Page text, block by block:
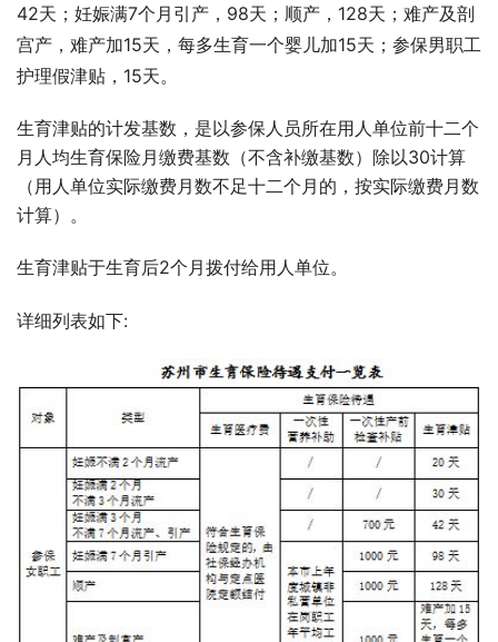
42天；妊娠满7个月引产，98天；顺产，128天；难产及剖
宫产，难产加15天，每多生育一个婴儿加15天；参保男职工
护理假津贴，15天。
生育津贴的计发基数，是以参保人员所在用人单位前十二个
月人均生育保险月缴费基数（不含补缴基数）除以30计算
（用人单位实际缴费月数不足十二个月的，按实际缴费月数
计算）。
生育津贴于生育后2个月拨付给用人单位。
详细列表如下: